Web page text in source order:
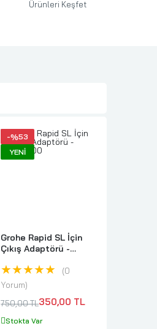
Ürünleri Keşfet
-%53
YENI
Grohe Rapid SL İçin
Çıkış Adaptörü -
★★★★★
0
Yorum
750,00 TL350,00 TL
Stokta Var